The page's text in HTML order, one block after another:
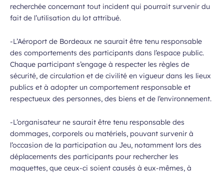
recherchée concernant tout incident qui pourrait survenir du
fait de l’utilisation du lot attribué.
-L’Aéroport de Bordeaux ne saurait être tenu responsable
des comportements des participants dans l’espace public.
Chaque participant s’engage à respecter les règles de
sécurité, de circulation et de civilité en vigueur dans les lieux
publics et à adopter un comportement responsable et
respectueux des personnes, des biens et de l’environnement.
-L’organisateur ne saurait être tenu responsable des
dommages, corporels ou matériels, pouvant survenir à
l’occasion de la participation au Jeu, notamment lors des
déplacements des participants pour rechercher les
maquettes, que ceux-ci soient causés à eux-mêmes, à